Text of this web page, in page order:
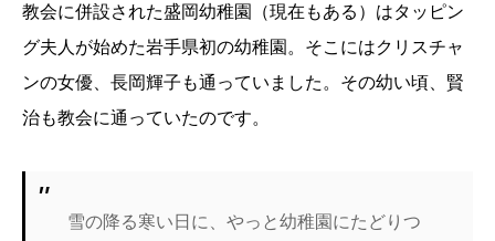
教会に併設された盛岡幼稚園（現在もある）はタッピン
グ夫人が始めた岩手県初の幼稚園。そこにはクリスチャ
ンの女優、長岡輝子も通っていました。その幼い頃、賢
治も教会に通っていたのです。
雪の降る寒い日に、やっと幼稚園にたどりつ